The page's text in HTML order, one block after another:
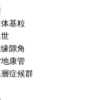
体基粒
隙角
康管
症候群